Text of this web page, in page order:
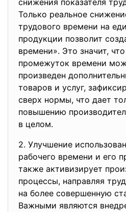
снижения показателя
Только реальное
трудового времени на
продукции позволит
времени». Это значит,
промежуток времени
произведен
товаров и услуг,
сверх нормы, что дает
повышению
в целом.
2. Улучшение
рабочего времени и его
также активизирует
процессы, направляя
на более совершенную
Важными являются